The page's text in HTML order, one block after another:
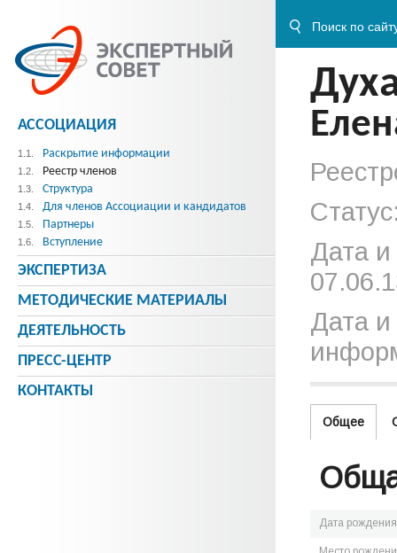
Дата
Дата и
Общее
Дата рождения
АССОЦИАЦИЯ
1.1. Раскрытие информации
1.2. Реестр членов
1.3. Структура
1.4. Для членов Ассоциации и кандидатов
1.5. Партнеры
1.6. Вступление
ЭКСПЕРТИЗА
МЕТОДИЧЕСКИE МАТЕРИАЛЫ
ДЕЯТЕЛЬНОСТЬ
ПРЕСС-ЦЕНТР
КОНТАКТЫ